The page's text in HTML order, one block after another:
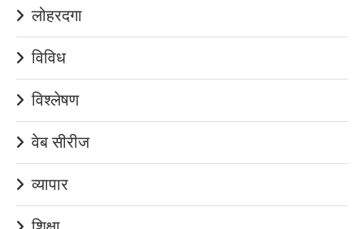
लोहरदगा
विविध
विश्लेषण
वेब सीरीज
व्यापार